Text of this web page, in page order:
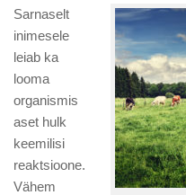
Sarnaselt
inimesele
leiab ka
looma
organismis
aset hulk
keemilisi
reaktsioone.
Vähem